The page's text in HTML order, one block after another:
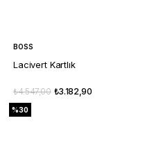
BOSS
Lacivert Kartlık
₺3.182,90
₺4.547,00
%30